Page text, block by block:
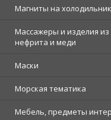
Магниты на холодильник
Массажеры и изделия из
нефрита и меди
Маски
Морская тематика
Мебель, предметы